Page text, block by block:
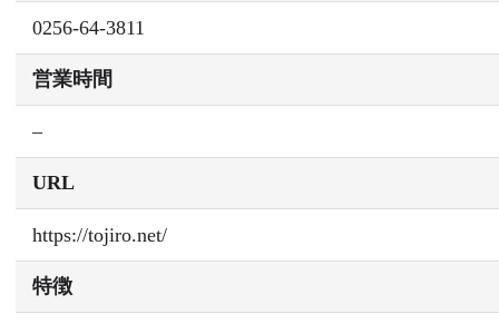
0256-64-3811
営業時間
–
URL
https://tojiro.net/
特徴